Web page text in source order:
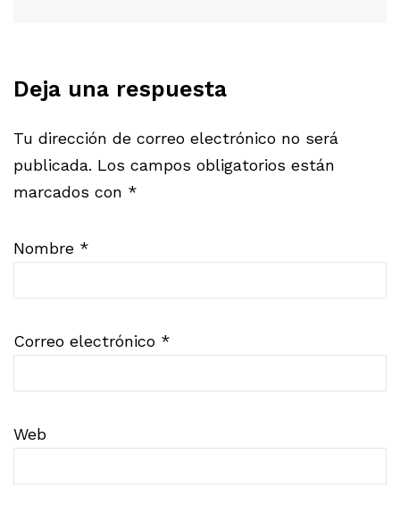
Deja una respuesta
Tu dirección de correo electrónico no será
publicada. Los campos obligatorios están
marcados con *
Nombre *
Correo electrónico *
Web